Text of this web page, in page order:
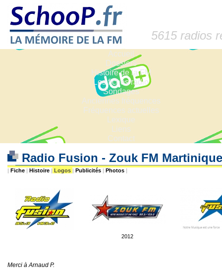
5615 radios
Accueil
Dossiers
Histoire de la FM
Les fiches radio
Sondages
Anciennes fréquences
Fréquences actuelles
Lexique
Liens
Contact
Radio Fusion - Zouk FM
| Fiche | Histoire | Logos | Publicités | Photos |
2012
Merci à Arnaud P.